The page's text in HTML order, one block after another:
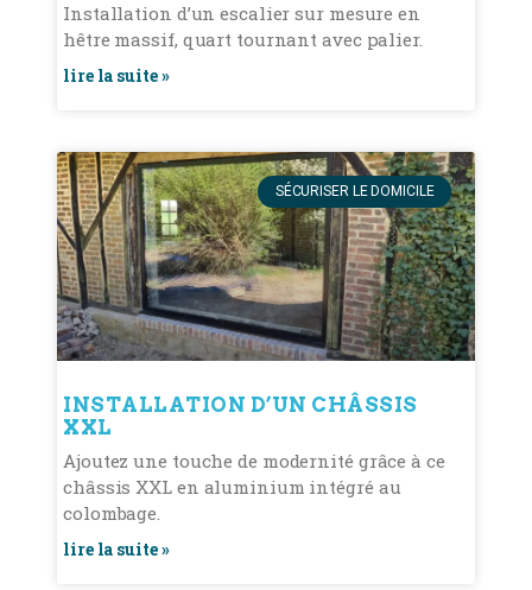
Installation d’un escalier sur mesure en
hêtre massif, quart tournant avec palier.
lire la suite »
SÉCURISER LE DOMICILE
INSTALLATION D’UN CHÂSSIS
XXL
Ajoutez une touche de modernité grâce à ce
châssis XXL en aluminium intégré au
colombage.
lire la suite »